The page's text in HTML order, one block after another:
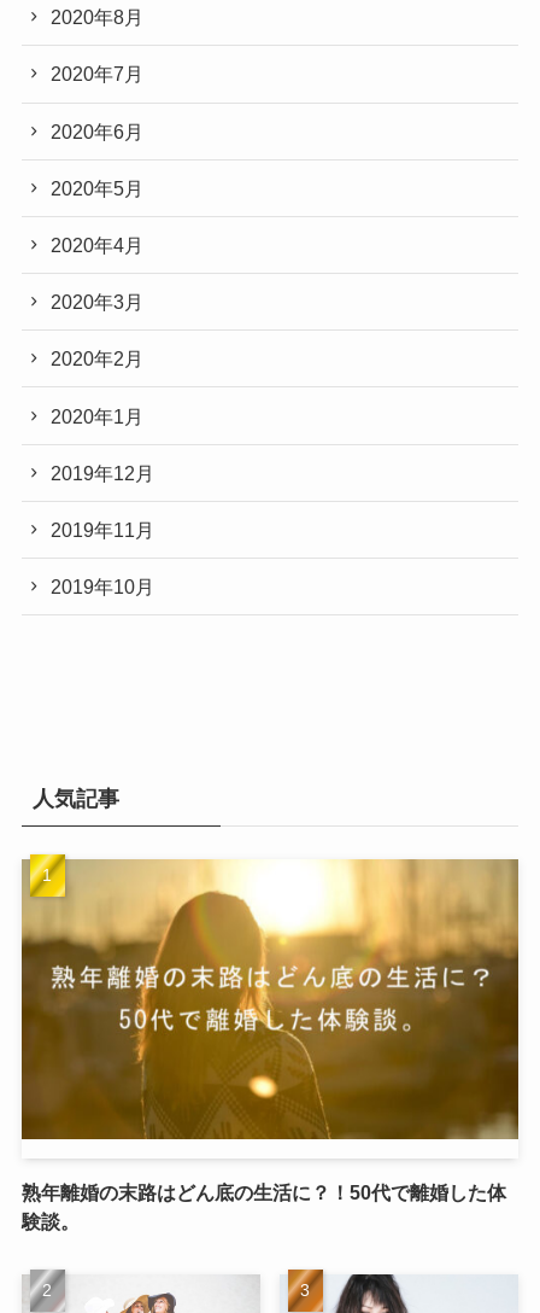
2020年8月
2020年7月
2020年6月
2020年5月
2020年4月
2020年3月
2020年2月
2020年1月
2019年12月
2019年11月
2019年10月
人気記事
熟年離婚の末路はどん底の生活に？！50代で離婚した体
験談。